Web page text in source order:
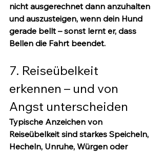
nicht ausgerechnet dann anzuhalten
und auszusteigen, wenn dein Hund
gerade bellt – sonst lernt er, dass
Bellen die Fahrt beendet.
7. Reiseübelkeit
erkennen – und von
Angst unterscheiden
Typische Anzeichen von
Reiseübelkeit sind starkes Speicheln,
Hecheln, Unruhe, Würgen oder